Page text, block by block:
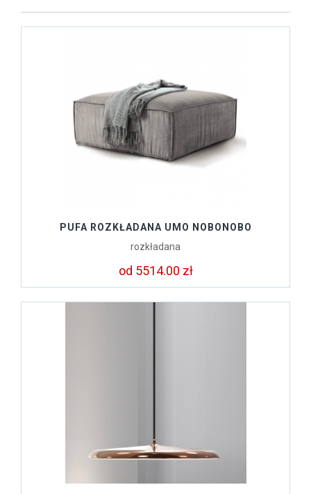
PUFA ROZKŁADANA UMO NOBONOBO
rozkładana
od 5514.00 zł